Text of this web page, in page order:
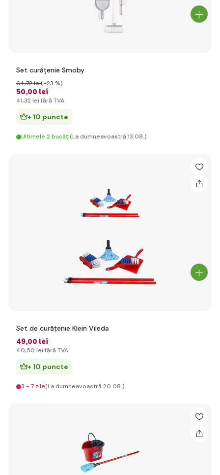
Set curățenie Smoby
50,00 lei
64,72 lei(-23 %)
41,32 lei fără TVA
+ 10 puncte
Ultimele 2 bucăți(La dumneavoastră 13.08.)
Set de curățenie Klein Vileda
49,00 lei
40,50 lei fără TVA
+ 10 puncte
3 - 7 zile(La dumneavoastră 20.08.)